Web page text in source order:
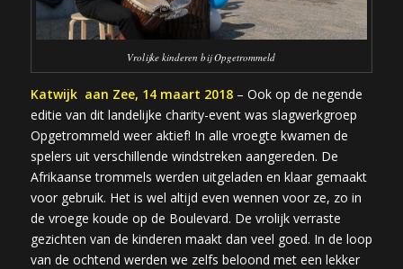
Vrolijke kinderen bij Opgetrommeld
Katwijk aan Zee, 14 maart 2018– Ook op de negende
editie van dit landelijke charity-event was slagwerkgroep
Opgetrommeld weer aktief! In alle vroegte kwamen de
spelers uit verschillende windstreken aangereden. De
Afrikaanse trommels werden uitgeladen en klaar gemaakt
voor gebruik. Het is wel altijd even wennen voor ze, zo in
de vroege koude op de Boulevard. De vrolijk verraste
gezichten van de kinderen maakt dan veel goed. In de loop
van de ochtend werden we zelfs beloond met een lekker